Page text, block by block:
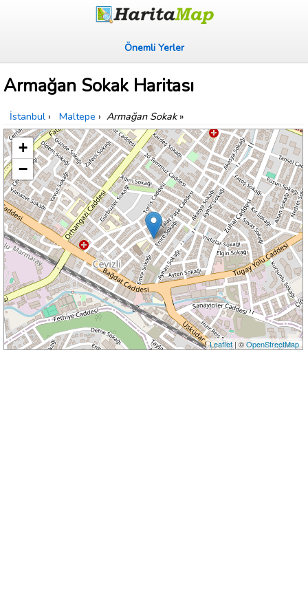
Önemli Yerler
Armağan Sokak Haritası
İstanbul › Maltepe › Armağan Sokak»
+
−
Leaflet| ©OpenStreetMap